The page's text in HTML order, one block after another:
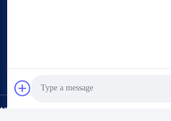
Rights Reserved.